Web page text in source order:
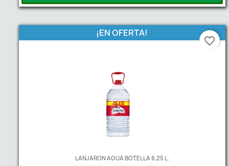
LANJARON AGUA BOTELLA 6.25 L.
¡EN OFERTA!
favorite_border